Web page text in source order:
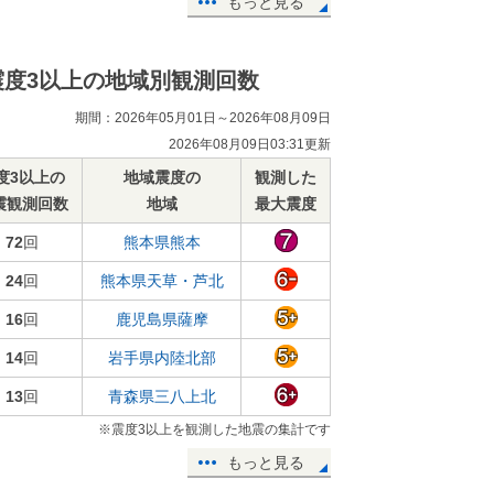
度3以上の地域別観測回数
期間：2026年05月01日～2026年08月09日
2026年08月09日03:31更新
3以上の
観測回数
地域震度の
地域
観測した
最大震度
72回 熊本県熊本
24回 熊本県天草・芦北
16回 鹿児島県薩摩
14回 岩手県内陸北部
13回 青森県三八上北
※震度3以上を観測した地震の集計です
もっと見る